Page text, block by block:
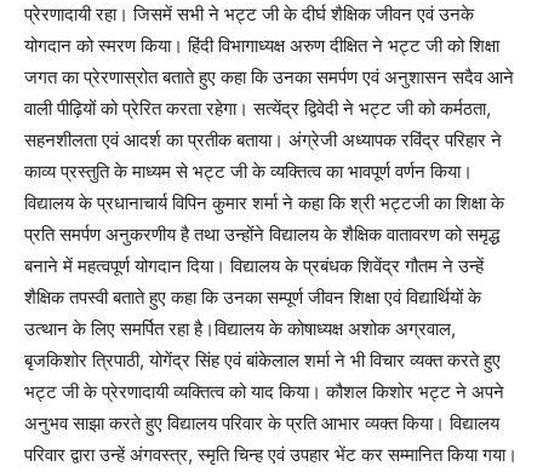
प्रेरणादायी रहा। जिसमें सभी ने भट्ट जी के दीर्घ शैक्षिक जीवन एवं उनके
योगदान को स्मरण किया। हिंदी विभागाध्यक्ष अरुण दीक्षित ने भट्ट जी को शिक्षा
जगत का प्रेरणास्रोत बताते हुए कहा कि उनका समर्पण एवं अनुशासन सदैव आने
वाली पीढ़ियों को प्रेरित करता रहेगा। सत्येंद्र द्विवेदी ने भट्ट जी को कर्मठता,
सहनशीलता एवं आदर्श का प्रतीक बताया। अंग्रेजी अध्यापक रविंद्र परिहार ने
काव्य प्रस्तुति के माध्यम से भट्ट जी के व्यक्तित्व का भावपूर्ण वर्णन किया।
विद्यालय के प्रधानाचार्य विपिन कुमार शर्मा ने कहा कि श्री भट्टजी का शिक्षा के
प्रति समर्पण अनुकरणीय है तथा उन्होंने विद्यालय के शैक्षिक वातावरण को समृद्ध
बनाने में महत्वपूर्ण योगदान दिया। विद्यालय के प्रबंधक शिवेंद्र गौतम ने उन्हें
शैक्षिक तपस्वी बताते हुए कहा कि उनका सम्पूर्ण जीवन शिक्षा एवं विद्यार्थियों के
उत्थान के लिए समर्पित रहा है।विद्यालय के कोषाध्यक्ष अशोक अग्रवाल,
बृजकिशोर त्रिपाठी, योगेंद्र सिंह एवं बांकेलाल शर्मा ने भी विचार व्यक्त करते हुए
भट्ट जी के प्रेरणादायी व्यक्तित्व को याद किया। कौशल किशोर भट्ट ने अपने
अनुभव साझा करते हुए विद्यालय परिवार के प्रति आभार व्यक्त किया। विद्यालय
परिवार द्वारा उन्हें अंगवस्त्र, स्मृति चिन्ह एवं उपहार भेंट कर सम्मानित किया गया।